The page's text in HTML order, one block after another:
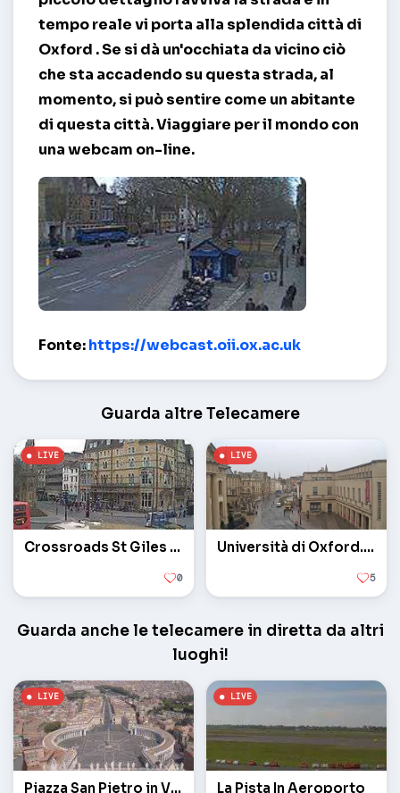
tempo reale vi porta alla splendida città di
Oxford . Se si dà un'occhiata da vicino ciò
che sta accadendo su questa strada, al
momento, si può sentire come un abitante
di questa città. Viaggiare per il mondo con
una webcam on-line.
Fonte:https://webcast.oii.ox.ac.uk
Guarda altre Telecamere
Crossroads St Giles e Beaumont Street
0
Università di Oxford. Broad Street
5
Guarda anche le telecamere in diretta da altri
luoghi!
Piazza San Pietro in Vaticano La Pista In Aeroporto